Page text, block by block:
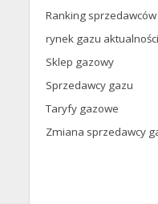
Ranking
rynek gazu aktualności
Sklep gazowy
Sprzedawcy gazu
Taryfy gazowe
Zmiana sprzedawcy